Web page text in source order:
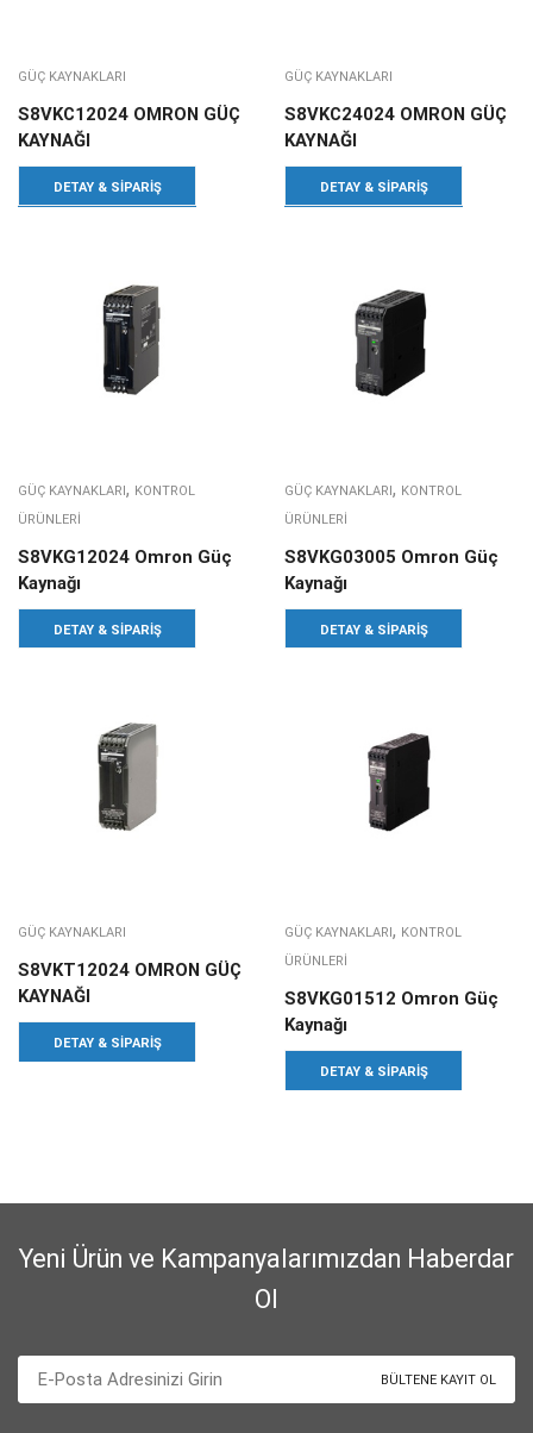
GÜÇ KAYNAKLARI
S8VKC12024 OMRON GÜÇ
KAYNAĞI
DETAY & SIPARIŞ
GÜÇ KAYNAKLARI
S8VKC24024 OMRON GÜÇ
KAYNAĞI
DETAY & SIPARIŞ
GÜÇ KAYNAKLARI, KONTROL
ÜRÜNLERI
S8VKG12024 Omron Güç
Kaynağı
DETAY & SIPARIŞ
GÜÇ KAYNAKLARI, KONTROL
ÜRÜNLERI
S8VKG03005 Omron Güç
Kaynağı
DETAY & SIPARIŞ
GÜÇ KAYNAKLARI
S8VKT12024 OMRON GÜÇ
KAYNAĞI
DETAY & SIPARIŞ
GÜÇ KAYNAKLARI, KONTROL
ÜRÜNLERI
S8VKG01512 Omron Güç
Kaynağı
DETAY & SIPARIŞ
Yeni Ürün ve Kampanyalarımızdan Haberdar
Ol